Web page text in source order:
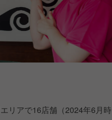
リアで16店舗（2024年6月時